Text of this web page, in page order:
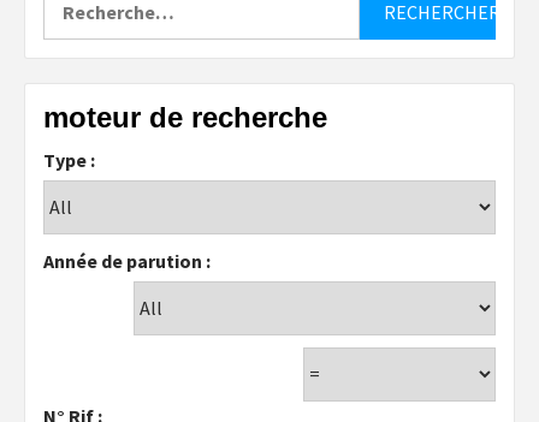
moteur de recherche
Type :
Année de parution :
N° Rif :